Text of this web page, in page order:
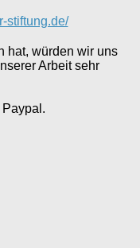
stiftung.de/
hat, würden wir uns
Arbeit sehr